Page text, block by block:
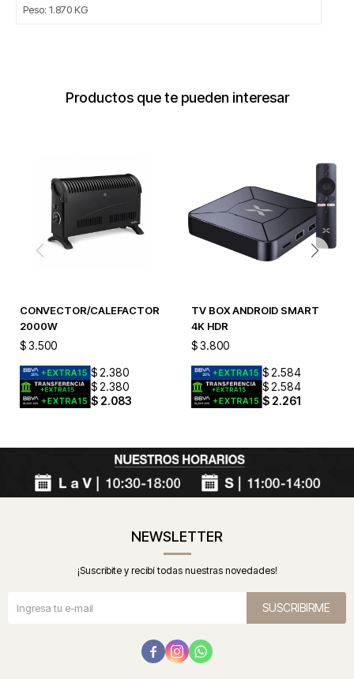
Peso: 1.870 KG
Productos que te pueden interesar
CONVECTOR/CALEFACTOR
2000W
$3.500
$ 2.380
$ 2.380
$ 2.083
TV BOX ANDROID SMART
4K HDR
$ 3.800
$ 2.584
$ 2.584
$ 2.261
NEWSLETTER
¡Suscribite y recibí todas nuestras novedades!
SUSCRIBIRME
  